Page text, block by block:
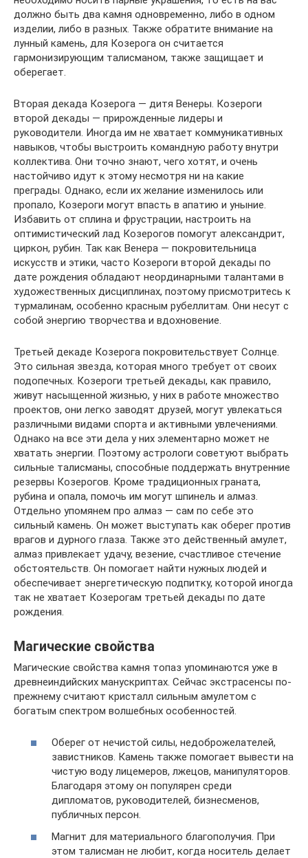
должно быть два камня одновременно, либо в одном
изделии, либо в разных. Также обратите внимание на
лунный камень, для Козерога он считается
гармонизирующим талисманом, также защищает и
оберегает.
Вторая декада Козерога — дитя Венеры. Козероги
второй декады — прирожденные лидеры и
руководители. Иногда им не хватает коммуникативных
навыков, чтобы выстроить командную работу внутри
коллектива. Они точно знают, чего хотят, и очень
настойчиво идут к этому несмотря ни на какие
преграды. Однако, если их желание изменилось или
пропало, Козероги могут впасть в апатию и уныние.
Избавить от сплина и фрустрации, настроить на
оптимистический лад Козерогов помогут александрит,
циркон, рубин. Так как Венера — покровительница
искусств и этики, часто Козероги второй декады по
дате рождения обладают неординарными талантами в
художественных дисциплинах, поэтому присмотритесь к
турмалинам, особенно красным рубеллитам. Они несут с
собой энергию творчества и вдохновение.
Третьей декаде Козерога покровительствует Солнце.
Это сильная звезда, которая много требует от своих
подопечных. Козероги третьей декады, как правило,
живут насыщенной жизнью, у них в работе множество
проектов, они легко заводят друзей, могут увлекаться
различными видами спорта и активными увлечениями.
Однако на все эти дела у них элементарно может не
хватать энергии. Поэтому астрологи советуют выбрать
сильные талисманы, способные поддержать внутренние
резервы Козерогов. Кроме традиционных граната,
рубина и опала, помочь им могут шпинель и алмаз.
Отдельно упомянем про алмаз — сам по себе это
сильный камень. Он может выступать как оберег против
врагов и дурного глаза. Также это действенный амулет,
алмаз привлекает удачу, везение, счастливое стечение
обстоятельств. Он помогает найти нужных людей и
обеспечивает энергетическую подпитку, которой иногда
так не хватает Козерогам третьей декады по дате
рождения.
Магические свойства
Магические свойства камня топаз упоминаются уже в
древнеиндийских манускриптах. Сейчас экстрасенсы по-
прежнему считают кристалл сильным амулетом с
богатым спектром волшебных особенностей.
Оберег от нечистой силы, недоброжелателей,
завистников. Камень также помогает вывести на
чистую воду лицемеров, лжецов, манипуляторов.
Благодаря этому он популярен среди
дипломатов, руководителей, бизнесменов,
публичных персон.
Магнит для материального благополучия. При
этом талисман не любит, когда носитель делает